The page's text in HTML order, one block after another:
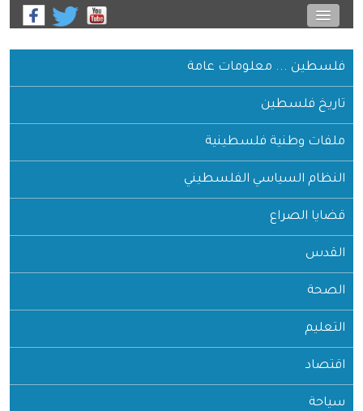
فلسطين ... معلومات عامة
تاريخ فلسطين
ملفات وطنية فلسطينية
النظام السياسي الفلسطيني
قضايا الصراع
القدس
الصحة
التعليم
اقتصاد
سياحة